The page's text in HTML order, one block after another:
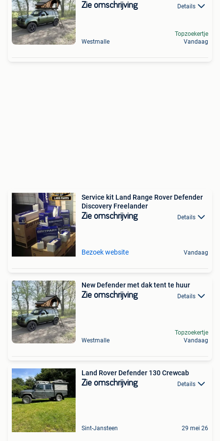
Zie omschrijving Details
Westmalle
Topzoekertje
Vandaag
Service kit Land Range Rover Defender
Discovery Freelander
Zie omschrijving Details
Bezoek website Vandaag
New Defender met dak tent te huur
Zie omschrijving Details
Westmalle
Topzoekertje
Vandaag
Land Rover Defender 130 Crewcab
Zie omschrijving Details
Sint-Jansteen 29 mei 26